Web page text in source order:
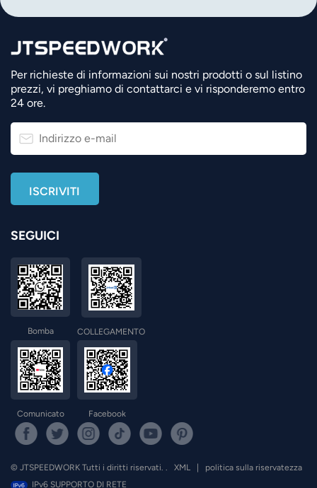
Per richieste di informazioni sui nostri prodotti o sul listino
prezzi, vi preghiamo di contattarci e vi risponderemo entro
24 ore.
SEGUICI
Bomba COLLEGAMENTO
Comunicato Facebook
© JTSPEEDWORK Tutti i diritti riservati. . XML
politica sulla riservatezza
IPv6 SUPPORTO DI RETE